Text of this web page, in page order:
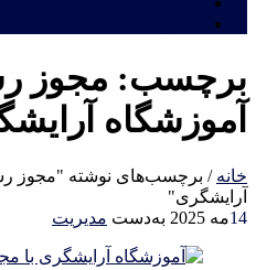
برچسب: مجوز
آموزشگاه
خانه / برچسب‌های نوشته "مجوز
آرایشگری"
14مه 2025 به‌دست مدیریت